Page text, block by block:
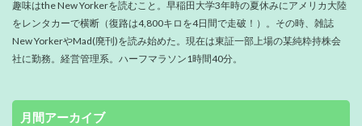
趣味はthe New Yorkerを読むこと。早稲田大学3年時の夏休みにアメリカ大陸
をレンタカーで横断（復路は4,800キロを4日間で走破！）。その時、雑誌
New YorkerやMad(廃刊)を読み始めた。現在は東証一部上場の某純粋持株会
社に勤務。経営管理系。ハーフマラソン1時間40分。
月間アーカイブ